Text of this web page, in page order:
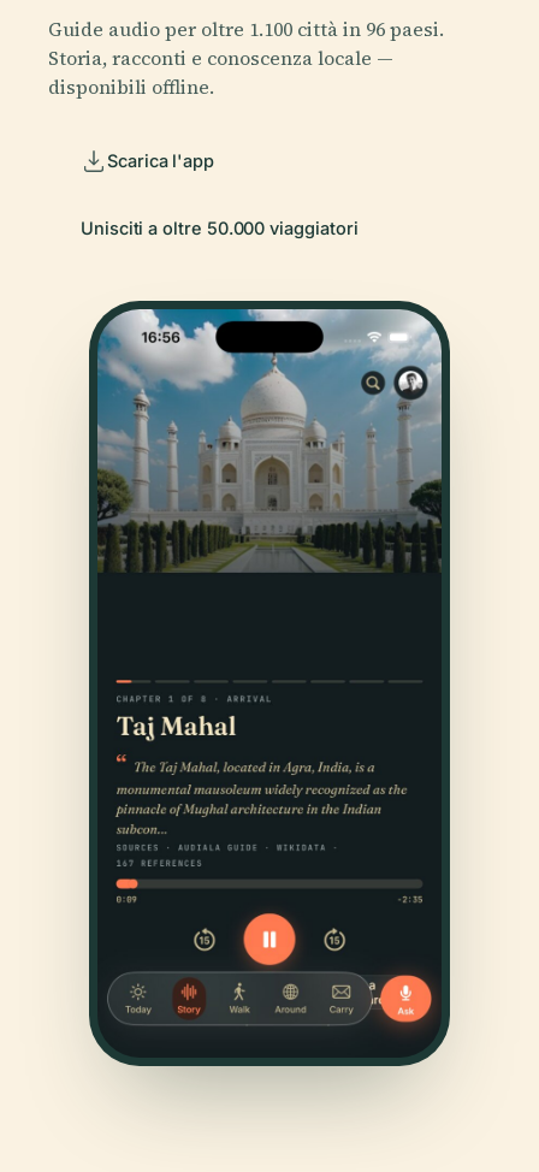
Guide audio per oltre 1.100 città in 96 paesi.
Storia, racconti e conoscenza locale —
disponibili offline.
Scarica l'app
Unisciti a oltre 50.000 viaggiatori